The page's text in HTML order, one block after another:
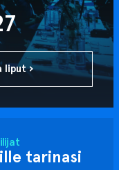
liput ›
tarinasi